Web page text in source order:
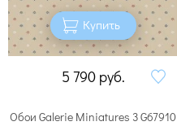
Купить
5 790 руб.
Обои Galerie Miniatures 3 G67910